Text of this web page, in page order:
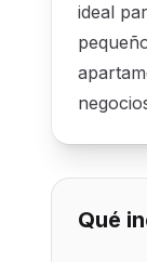
ideal
Qué